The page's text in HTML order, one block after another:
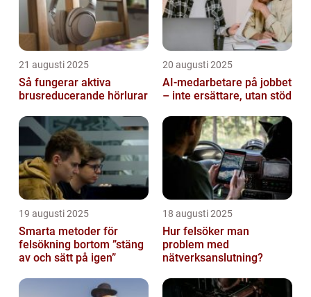
21 augusti 2025
Så fungerar aktiva
brusreducerande hörlurar
20 augusti 2025
AI‑medarbetare på jobbet
– inte ersättare, utan stöd
19 augusti 2025
Smarta metoder för
felsökning bortom ”stäng
av och sätt på igen”
18 augusti 2025
Hur felsöker man
problem med
nätverksanslutning?